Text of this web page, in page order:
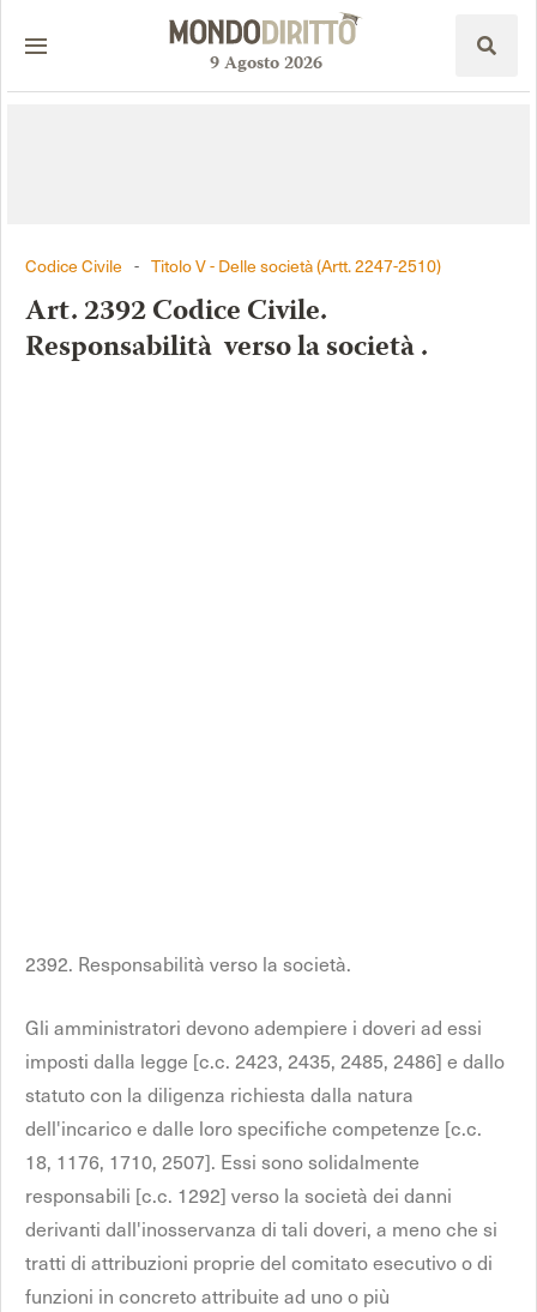
9Agosto2026
Codice Civile - Titolo V - Delle società (Artt. 2247-2510)
Art. 2392 Codice Civile.
Responsabilità verso la società .
2392. Responsabilità verso la società.
Gli amministratori devono adempiere i doveri ad essi
imposti dalla legge [c.c. 2423, 2435, 2485, 2486] e dallo
statuto con la diligenza richiesta dalla natura
dell'incarico e dalle loro specifiche competenze [c.c.
18, 1176, 1710, 2507]. Essi sono solidalmente
responsabili [c.c. 1292] verso la società dei danni
derivanti dall'inosservanza di tali doveri, a meno che si
tratti di attribuzioni proprie del comitato esecutivo o di
funzioni in concreto attribuite ad uno o più